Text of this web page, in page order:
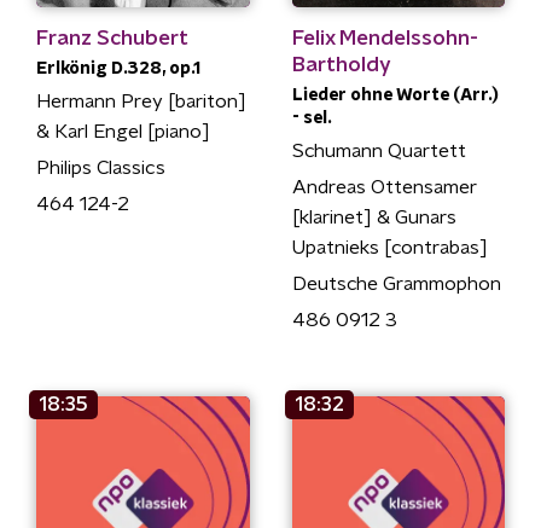
Franz Schubert
Erlkönig D.328, op.1
Hermann Prey [bariton]
& Karl Engel [piano]
Philips Classics
464 124-2
Felix Mendelssohn-
Bartholdy
Lieder ohne Worte (Arr.)
- sel.
Schumann Quartett
Andreas Ottensamer
[klarinet] & Gunars
Upatnieks [contrabas]
Deutsche Grammophon
486 0912 3
18:35 18:32